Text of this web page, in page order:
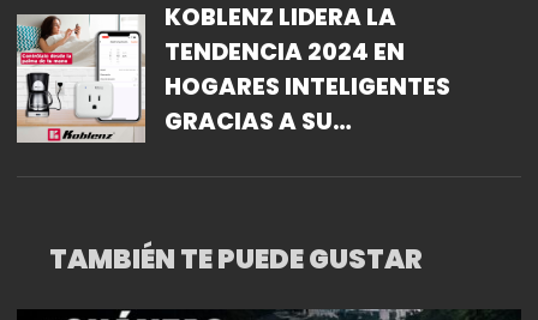
KOBLENZ LIDERA LA
TENDENCIA 2024 EN
HOGARES INTELIGENTES
GRACIAS A SU
TAMBIÉN TE PUEDE GUSTAR